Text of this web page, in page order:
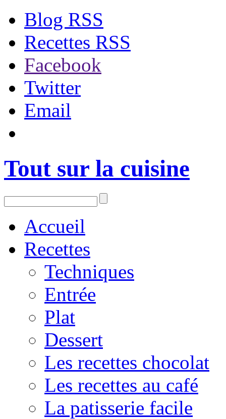
Blog RSS
Recettes RSS
Facebook
Twitter
Email
Tout sur la cuisine
Accueil
Recettes
Techniques
Entrée
Plat
Dessert
Les recettes chocolat
Les recettes au café
La patisserie facile